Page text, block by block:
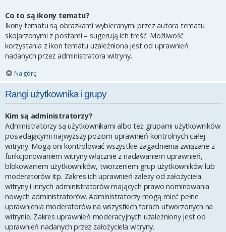
Co to są ikony tematu?
Ikony tematu są obrazkami wybieranymi przez autora tematu
skojarzonymi z postami – sugerują ich treść. Możliwość
korzystania z ikon tematu uzależniona jest od uprawnień
nadanych przez administratora witryny.
Na górę
Rangi użytkownika i grupy
Kim są administratorzy?
Administratorzy są użytkownikami albo też grupami użytkowników
posiadającymi najwyższy poziom uprawnień kontrolnych całej
witryny. Mogą oni kontrolować wszystkie zagadnienia związane z
funkcjonowaniem witryny włącznie z nadawaniem uprawnień,
blokowaniem użytkowników, tworzeniem grup użytkowników lub
moderatorów itp. Zakres ich uprawnień zależy od założyciela
witryny i innych administratorów mających prawo nominowania
nowych administratorów. Administratorzy mogą mieć pełne
uprawnienia moderatorów na wszystkich forach utworzonych na
witrynie. Zakres uprawnień moderacyjnych uzależniony jest od
uprawnień nadanych przez założyciela witryny.